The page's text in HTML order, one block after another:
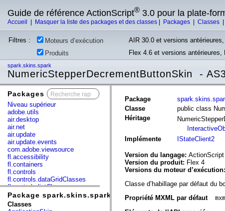
Guide de référence ActionScript® 3.0 pour la plate-
Accueil Masquer la liste des packages et des classes Packages Classes
Filtres : Moteurs d’exécution
AIR 30.0 et versions
Produits
Flex 4.6 et versions
spark.skins.spark
NumericStepperDecrementButtonSkin -
Packages
Niveau supérieur
adobe.utils
air.desktop
air.net
air.update
air.update.events
com.adobe.viewsource
fl.accessibility
fl.containers
fl.controls
fl.controls.dataGridClasses
fl.controls.listClasses
fl.controls.progressBarClasses
fl.core
fl.data
Package spark.skins.spark
Classes
Package
Classe
public class
Héritage
Implémente
IStateClient2
Version du langage:
Version du produit: Flex 4
Versions du moteur d’exécution:
Classe d’habillage par défaut du
Propriété MXML par défaut